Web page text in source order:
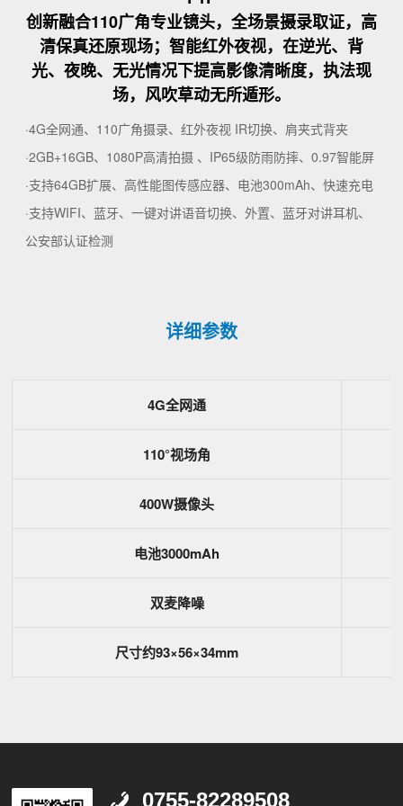
创新融合110广角专业镜头，全场景摄录取证，高
清保真还原现场；智能红外夜视，在逆光、背
光、夜晚、无光情况下提高影像清晰度，执法现
场，风吹草动无所遁形。
·4G全网通、110广角摄录、红外夜视 IR切换、肩夹式背夹
·2GB+16GB、1080P高清拍摄 、IP65级防雨防摔、0.97智能屏
·支持64GB扩展、高性能图传感应器、电池300mAh、快速充电
·支持WIFI、蓝牙、一键对讲语音切换、外置、蓝牙对讲耳机、
公安部认证检测
详细参数
4G全网通
110°视场角
400W摄像头
电池3000mAh
双麦降噪
尺寸约93×56×34mm
0755-82289508